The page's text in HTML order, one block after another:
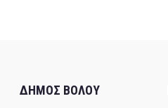
ΔΗΜΟΣ ΒΟΛΟΥ